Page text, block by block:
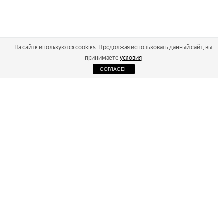
На сайте ипользуются cookies. Продолжая использовать данный сайт, вы
принимаете условия
СОГЛАСЕН